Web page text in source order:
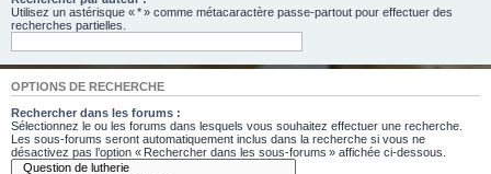
Utilisez un astérisque « * » comme métacaractère passe-partout pour effectuer des
recherches partielles.
OPTIONS DE RECHERCHE
Rechercher dans les forums :
Sélectionnez le ou les forums dans lesquels vous souhaitez effectuer une recherche.
Les sous-forums seront automatiquement inclus dans la recherche si vous ne
désactivez pas l’option « Rechercher dans les sous-forums » affichée ci-dessous.